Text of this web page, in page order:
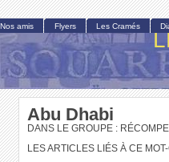
Abu Dhabi
DANS LE GROUPE :
LES ARTICLES LIÉS À CE
Nos amis Flyers Les Cramés